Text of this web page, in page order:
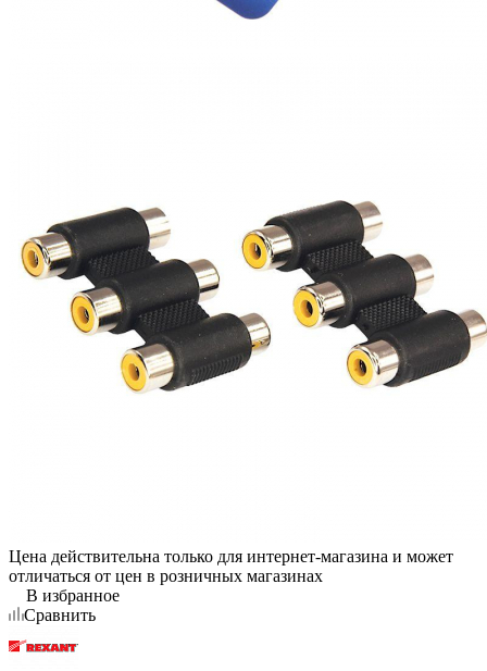
Цена действительна только для интернет-магазина и может
отличаться от цен в розничных магазинах
В избранное
Сравнить